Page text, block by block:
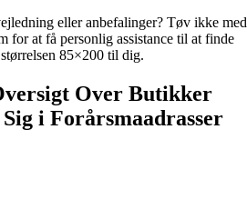
eller anbefalinger? Tøv ikke med
for at få personlig assistance til at finde
85×200 til dig.
Over Butikker
i Forårsmaadrasser